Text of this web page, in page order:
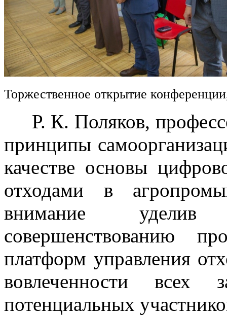
Торжественное открытие
Р. К. Поляков,
принципы
качестве основы
отходами в
внимание уделив
совершенствованию
платформ управления
вовлеченности всех
потенциальных